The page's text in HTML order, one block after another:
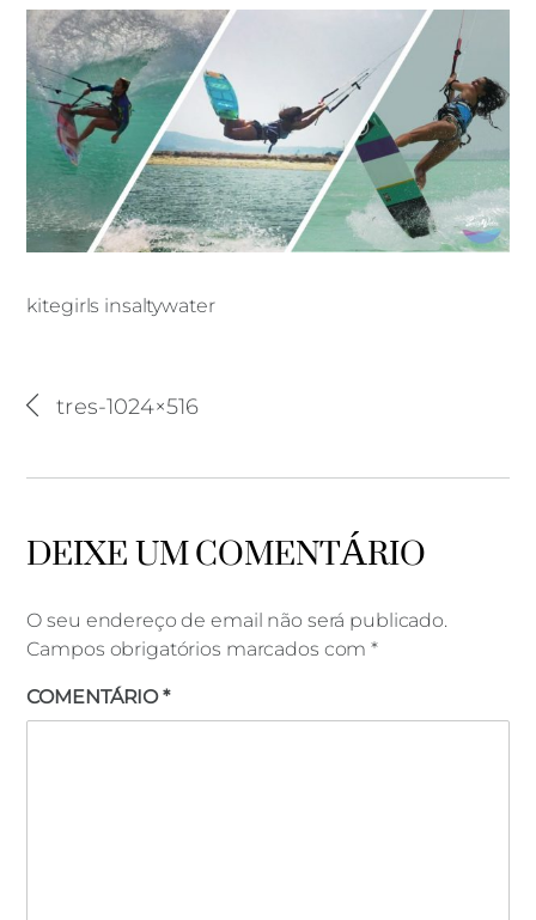
NOVEMBRO 19, 2020 0 0
tres-1024×516
kitegirls insaltywater
tres-1024×516
DEIXE UM COMENTÁRIO
O seu endereço de email não será publicado.
Campos obrigatórios marcados com*
COMENTÁRIO*